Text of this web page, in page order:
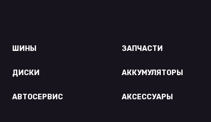
ШИНЫ
ДИСКИ
АВТОСЕРВИС
ЗАПЧАСТИ
АККУМУЛЯТОРЫ
АКСЕССУАРЫ